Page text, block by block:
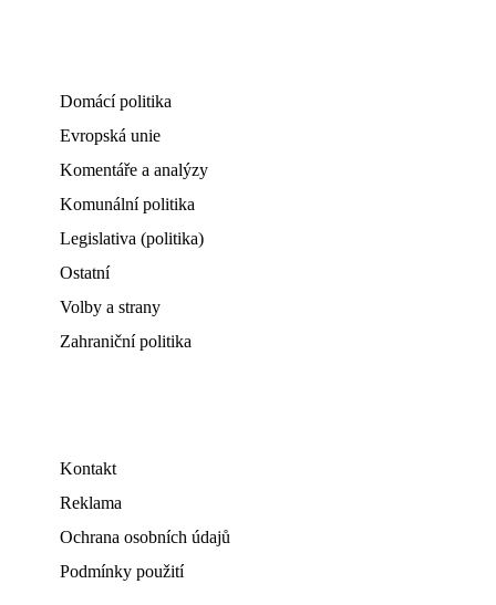
Domácí politika
Evropská unie
Komentáře a analýzy
Komunální politika
Legislativa (politika)
Ostatní
Volby a strany
Zahraniční politika
Kontakt
Reklama
Ochrana osobních údajů
Podmínky použití